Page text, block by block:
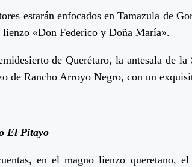
estarán enfocados en Tamazula de
lienzo «Don Federico y Doña María».
de Querétaro, la antesala de
de Rancho Arroyo Negro, con un
El Pitayo
en el magno lienzo queretano,